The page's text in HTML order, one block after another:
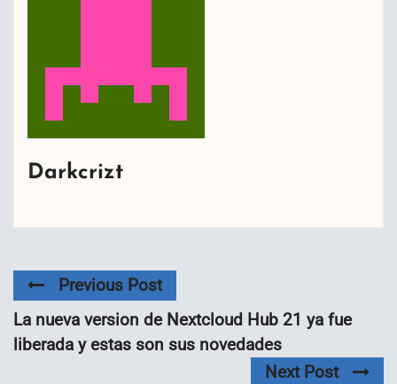
Darkcrizt
Previous Post
La nueva version de Nextcloud Hub 21 ya fue
liberada y estas son sus novedades
Next Post